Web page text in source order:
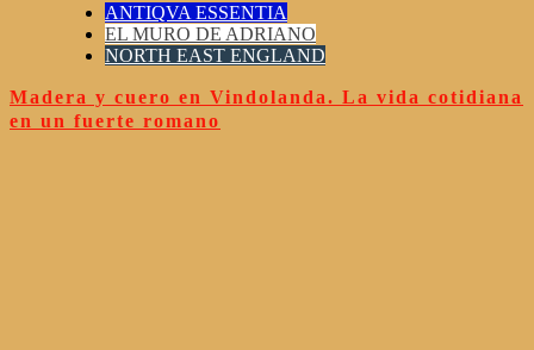
ANTIQVA ESSENTIA
EL MURO DE ADRIANO
NORTH EAST ENGLAND
Madera y cuero en Vindolanda. La vida cotidiana
en un fuerte romano